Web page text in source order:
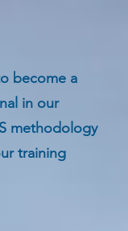
become a
in our
methodology
training